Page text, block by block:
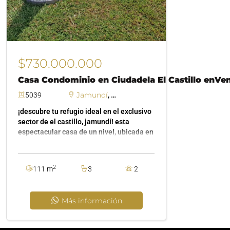
$730.000.000
Casa Condominio en Ciudadela El Castillo
5039 Jamundí, Ciudadela El Castillo
¡descubre tu refugio ideal en el exclusivo
sector de el castillo, jamundí! esta
espectacular casa de un nivel, ubicada en
un diseño moderno y acabados
personalizados. imagina disfrutar de
amplios espacios como la sala comedor y
americano totalmente equipada (con
horno, microondas y un nevecon nuevo), y
111 m2 3 2
Más información